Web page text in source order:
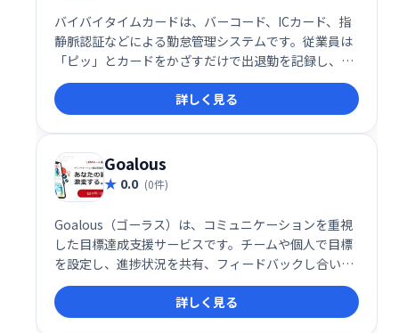
バイバイタイムカードは、バーコード、ICカード、指
静脈認証などによる勤怠管理システムです。従業員は
「ピッ」とカードをかざすだけで出退勤を記録し、給
与計算に必要な集計は自動化されます。面倒なタイム
カード管理から解放され、業務効率の向上を実現しま
す。
詳しく見る
Goalous
0.0 (0件)
Goalous（ゴーラス）は、コミュニケーションを重視
した目標達成支援サービスです。チームや個人で目標
を設定し、進捗状況を共有、フィードバックし合いな
がら目標達成を目指せます。 スムーズなコミュニケー
ションと相互支援で、モチベーションを維持し、効率
的に目標を実現しましょう。
詳しく見る